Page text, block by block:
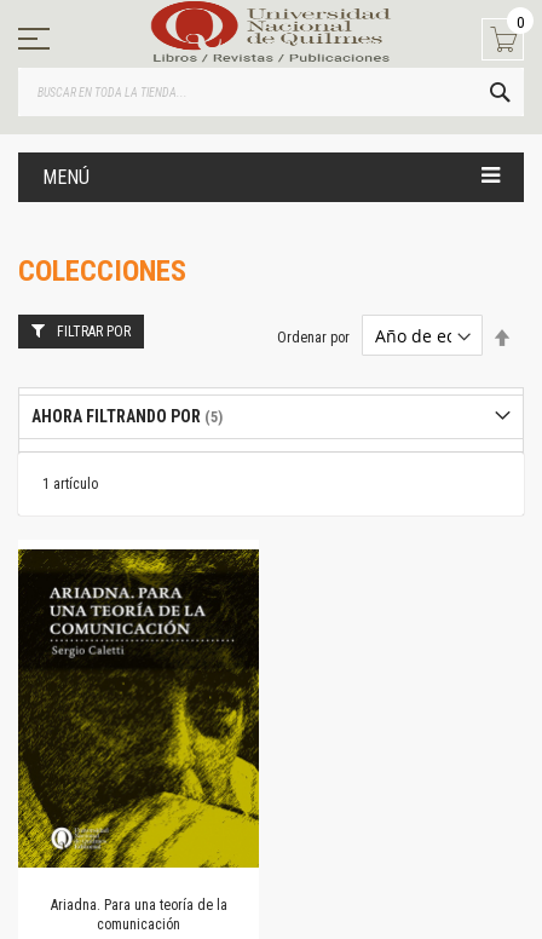
contenido
0
MENÚ
COLECCIONES
1 artículo
Ordenar por
Ariadna. Para una teoría de la
comunicación
FILTRAR POR
AHORA FILTRANDO POR